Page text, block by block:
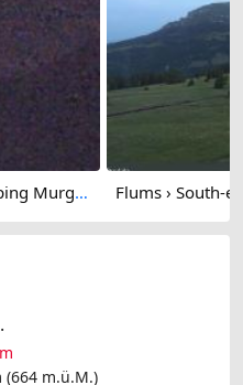
Quarten › North-west: Camping Murg - Walensee
(664 m.ü.M.)